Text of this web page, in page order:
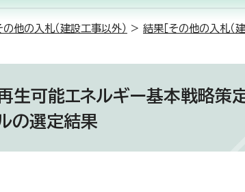
の他の入札（建設工事以外） > 結果［その他の入札（
再生可能エネルギー基本戦略策
の選定結果